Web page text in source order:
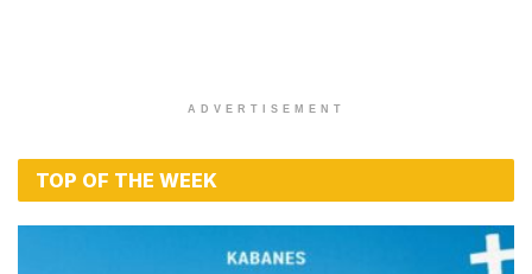
ADVERTISEMENT
TOP OF THE WEEK